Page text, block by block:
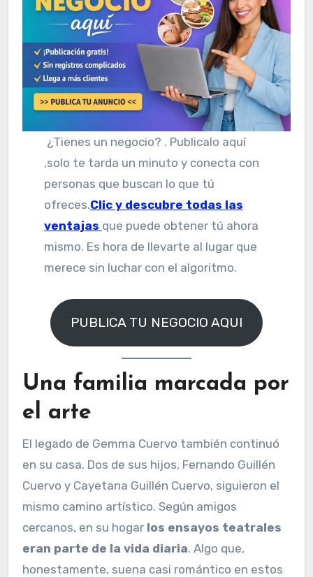
¿Tienes un negocio? . Publicalo aquí
,solo te tarda un minuto y conecta con
personas que buscan lo que tú
ofreces.Clic y descubre todas las
ventajas que puede obtener tú ahora
mismo. Es hora de llevarte al lugar que
merece sin luchar con el algoritmo.
PUBLICA TU NEGOCIO AQUI
Una familia marcada por
el arte
El legado de Gemma Cuervo también continuó
en su casa. Dos de sus hijos, Fernando Guillén
Cuervo y Cayetana Guillén Cuervo, siguieron el
mismo camino artístico. Según amigos
cercanos, en su hogar los ensayos teatrales
eran parte de la vida diaria. Algo que,
honestamente, suena casi romántico en estos